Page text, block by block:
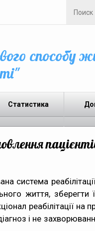
способу
Статистика
система
життя, зберегти
реабілітації на
і не